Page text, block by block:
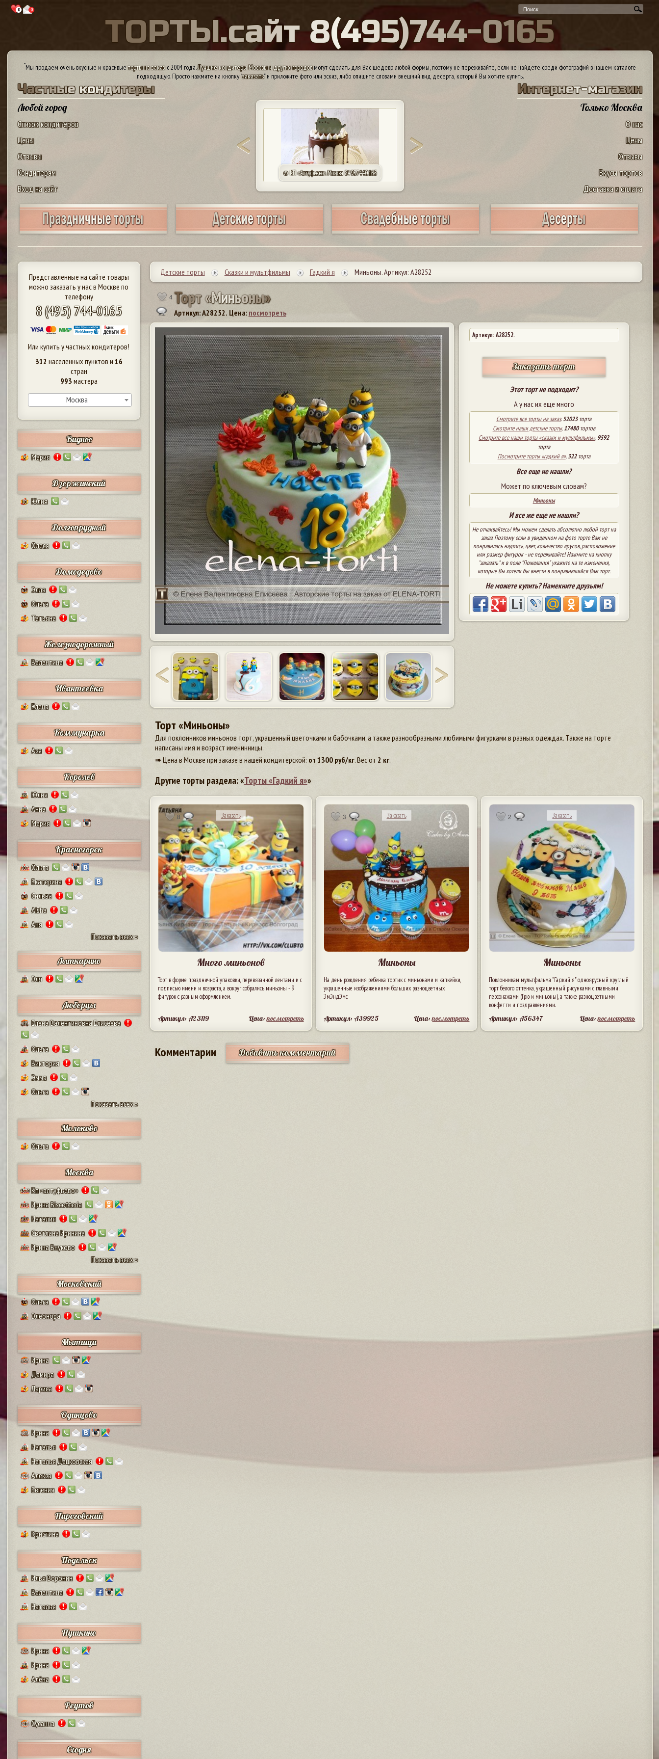
0 0
ТОРТЫ.сайт 8(495)744-0165
*Мы продаем очень вкусные и красивыеторты на заказс 2004 года.Лучшие кондитеры Москвы и других городовмогут сделать для Вас шедевр любой формы, поэтому не переживайте, если не найдете среди фотографий в нашем каталоге
подходящую. Просто нажмите на кнопку "заказать" и приложите фото или эскиз, либо опишите словами внешний вид десерта, который Вы хотите купить.
Частные кондитеры
Любой город
Список кондитеров
Цены
Отзывы
Кондитерам
Вход на сайт
Интернет-магазин
Только Москва
О нас
Цены
Отзывы
Вкусы тортов
Доставка и оплата
© КП «Алтуфьево». Москва 84957440165
Представленные на сайте товары
можно заказать у нас в Москве по
телефону
8 (495) 744-0165
Или купить у частных кондитеров!
312 населенных пунктов и 16
стран
993 мастера
Москва
Видное
5 Мария
Дзержинский
10 Юлия
Долгопрудный
2 Олеся
Домодедово
63 Элла
55 Ольга
7 Татьяна
Железнодорожный
17 Валентина
Ивантеевка
9 Елена
Коммунарка
8 Ася
Королев
38 Юлия
24 Анна
5 Мария
Красногорск
207 Ольга
43 Екатерина
64 Сильва
29 Aisha
19
Аня
Показать всех »
Лыткарино
23 Эля
Люберцы
101 Елена Валентиновна Елисеева
47 Ольга
8 Виктория
7 Эмма
9
Ольга
Показать всех »
Молоково
1 Ольга
Москва
4579 Кп «алтуфьево»
378 Ирина Biscotteria
307 Наталия
222 Светлана Иринина
297 Ирина Внуково
Показать всех »
Московский
74 Ольга
28 Элеонора
Мытищи
132 Ирина
9 Дамира
2 Лариса
Одинцово
111 Ирина
41 Наталья
25 Наталья Дацковская
128 Алекса
2 Евгения
Пироговский
1 Кристина
Подольск
37 Илья Воронин
14 Валентина
13 Наталья
Пушкино
125 Ирина
12 Ирина
4 Алёна
Реутов
110 Сусанна
Сходня
Детские торты Сказки и мультфильмы Гадкий я Миньоны. Артикул: А28252
4Торт«Миньоны»
Артикул: A28252. Цена: посмотреть
Артикул: A28252.
Заказать торт
Этот торт не подходит?
А у нас их еще много
Смотрите все торты на заказ.52023торта
Смотрите наши детские торты.17480тортов
Смотрите все наши торты «сказки и мультфильмы».9592
торта
Посмотрите торты «гадкий я».322торта
Все еще не нашли?
Может по ключевым словам?
Миньоны
И все же еще не нашли?
Не отчаивайтесь! Мы можем сделать абсолютно любой торт на
заказ. Поэтому если в увиденном на фото торте Вам не
понравилась надпись, цвет, количество ярусов, расположение
или размер фигурок - не переживайте! Нажмите на кнопку
"заказать" и в поле "Пожелания" укажите на те изменения,
которые Вы хотели бы внести в понравившийся Вам торт.
Не можете купить? Намекните друзьям!
Торт «Миньоны»
Для поклонников миньонов торт, украшенный цветочками и бабочками, а также разнообразными любимыми фигурками в разных одеждах. Также на торте
написаны имя и возраст именинницы.
➠ Цена в Москве при заказе в нашей кондитерской: от 1300руб/кг. Вес от 2 кг.
Другие торты раздела: «Торты «Гадкий я»»
8 Заказать
Много миньонов
Торт в форме праздничной упаковки, перевязанной лентами и с
подписью имени и возраста, а вокруг собрались миньоны - 9
фигурок с разным оформлением.
Артикул: A23119 Цена:посмотреть
3 Заказать
Миньоны
На день рождения ребенка тортик с миньонами и капкейки,
украшенные изображениями больших разноцветных
ЭмЭндЭмс.
Артикул: A39925 Цена:посмотреть
2 Заказать
Миньоны
Поклонникам мультфильма "Гадкий я" одноярусный круглый
торт белого оттенка, украшенный рисунками с главными
персонажами (Грю и миньоны), а также разноцветными
конфетти и поздравлениями.
Артикул: A56347 Цена:посмотреть
Комментарии Добавить комментарий